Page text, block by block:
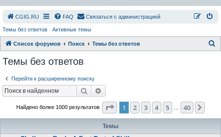
СGIG.RU FAQ Связаться с администрацией
Темы без ответов Активные темы
Список форумов Поиск Темы без ответов
Темы без ответов
Перейти к расширенному поиску
Поиск
Найдено более 1000 результатов Страница из 40
1 2 3 4 5 40
Темы